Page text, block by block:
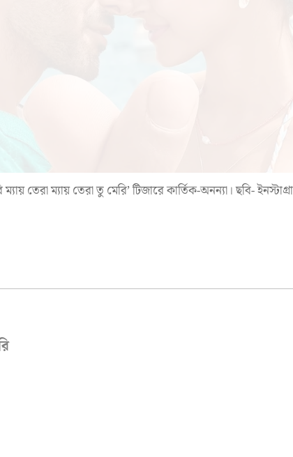
ম্যায় তেরা ম্যায় তেরা তু মেরি’ টিজারে কার্তিক-অনন্যা। ছবি-